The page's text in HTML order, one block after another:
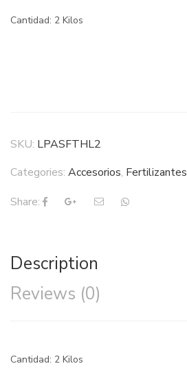
Cantidad: 2 Kilos
SKU: LPASFTHL2
Categories: Accesorios, Fertilizantes
Share:
Description
Reviews (0)
Cantidad: 2 Kilos